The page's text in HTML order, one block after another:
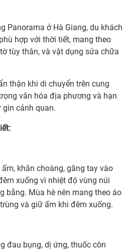
Panorama ở Hà Giang, du khách
hợp với thời tiết, mang theo
tùy thân, và vật dụng sửa chữa
thận khi di chuyển trên cung
văn hóa địa phương và hạn
gìn cảnh quan.
khăn choàng, găng tay vào
xuống vì nhiệt độ vùng núi
bằng. Mùa hè nên mang theo áo
và giữ ấm khi đêm xuống.
đau bụng, dị ứng, thuốc côn